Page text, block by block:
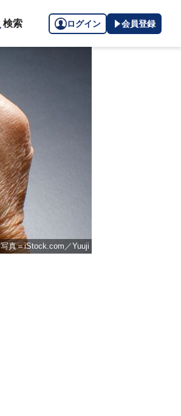
検索 ログイン 会員登録
写真＝iStock.com／Yuuji